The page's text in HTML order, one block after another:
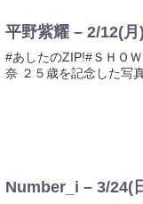
平野紫耀 – 2/12(月
#あしたのZIP!#ＳＨＯ
奈 ２５歳を記念した写
Number_i – 3/24(